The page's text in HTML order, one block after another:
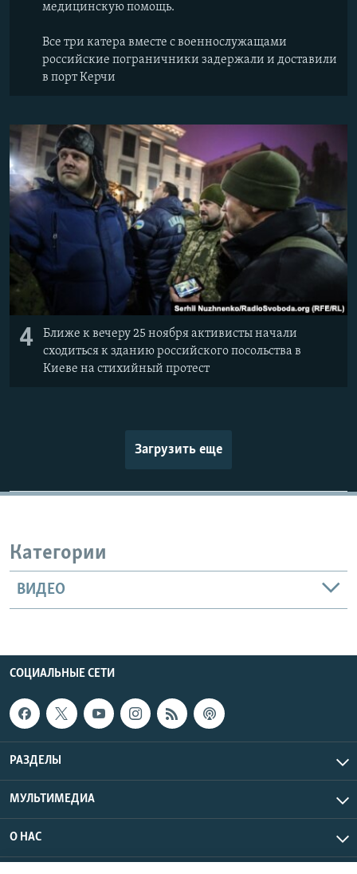
медицинскую помощь.
Все три катера вместе с военнослужащами
российские пограничники задержали и доставили
в порт Керчи
4
Ближе к вечеру 25 ноября активисты начали
сходиться к зданию российского посольства в
Киеве на стихийный протест
Загрузить еще
Категории
ВИДЕО
СОЦИАЛЬНЫЕ СЕТИ
РАЗДЕЛЫ
МУЛЬТИМЕДИА
О НАС